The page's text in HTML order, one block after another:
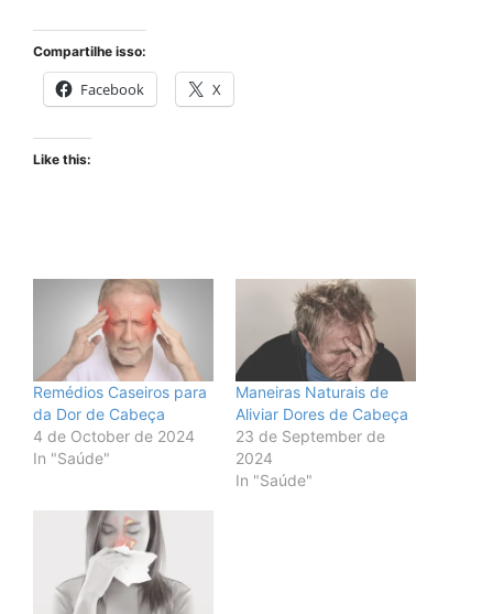
Compartilhe isso:
Facebook X
Like this:
Remédios Caseiros para
da Dor de Cabeça
4 de October de 2024
In "Saúde"
Maneiras Naturais de
Aliviar Dores de Cabeça
23 de September de
2024
In "Saúde"